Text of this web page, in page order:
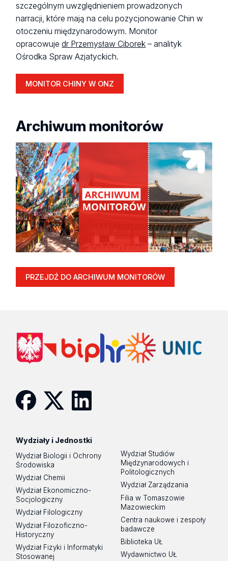
szczególnym uwzględnieniem prowadzonych
narracji, które mają na celu pozycjonowanie Chin w
otoczeniu międzynarodowym. Monitor
opracowujedr Przemysław Ciborek – analityk
Ośrodka Spraw Azjatyckich.
MONITOR CHINY W ONZ
Archiwum monitorów
PRZEJDŹ DO ARCHIWUM MONITORÓW
Wydziały i Jednostki
Wydział Biologii i Ochrony
Środowiska
Wydział Chemii
Wydział Ekonomiczno-
Socjologiczny
Wydział Filologiczny
Wydział Filozoficzno-
Historyczny
Wydział Fizyki i Informatyki
Stosowanej
Wydział Studiów
Międzynarodowych i
Politologicznych
Wydział Zarządzania
Filia w Tomaszowie
Mazowieckim
Centra naukowe i zespoły
badawcze
Biblioteka UŁ
Wydawnictwo UŁ